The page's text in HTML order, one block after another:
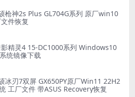
枪神2s Plus GL704G系列 原厂win10
件恢复
影精灵4 15-DC1000系列 Windows10
统镜像下载
冰刃7双屏 GX650PY原厂Win11 22H2
工厂文件 带ASUS Recovery恢复